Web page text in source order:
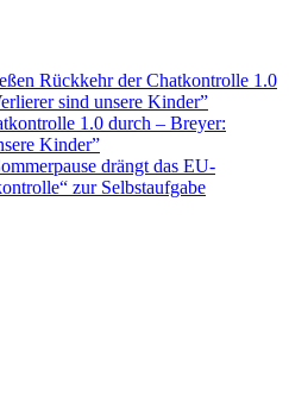
Rückkehr der Chatkontrolle 1.0
sind unsere Kinder”
1.0 durch – Breyer:
Kinder”
drängt das EU-
zur Selbstaufgabe